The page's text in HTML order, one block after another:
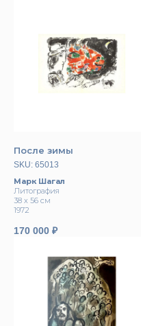
После зимы
SKU: 65013
Марк Шагал
Литография
38 x 56 см
1972
170 000 ₽